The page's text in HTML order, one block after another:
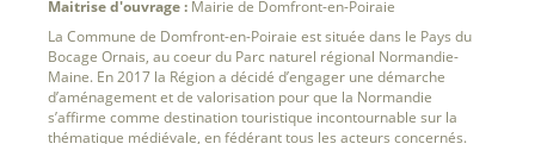
Maitrise d'ouvrage : Mairie de Domfront-en-Poiraie
La Commune de Domfront-en-Poiraie est située dans le Pays du
Bocage Ornais, au coeur du Parc naturel régional Normandie-
Maine. En 2017 la Région a décidé d’engager une démarche
d’aménagement et de valorisation pour que la Normandie
s’affirme comme destination touristique incontournable sur la
thématique médiévale, en fédérant tous les acteurs concernés.